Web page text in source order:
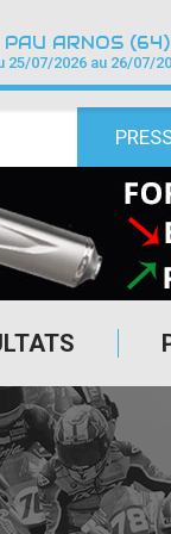
PAU ARNOS (64)
25/07/2026 au 26/07/